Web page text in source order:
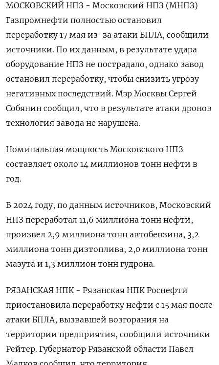
МОСКОВСКИЙ НПЗ - Московский НПЗ (МНПЗ)
Газпромнефти полностью остановил
переработку 17 мая из-за атаки БПЛА, сообщили
источники. По их данным, в результате удара
оборудование НПЗ не пострадало, однако завод
остановил переработку, чтобы снизить угрозу
негативных последствий. Мэр Москвы Сергей
Собянин сообщил, что в результате атаки дронов
технология завода не нарушена.
Номинальная мощность Московского НПЗ
составляет около 14 миллионов тонн нефти в
год.
В 2024 году, по данным источников, Московский
НПЗ переработал 11,6 миллиона тонн нефти,
произвел 2,9 миллиона тонн автобензина, 3,2
миллиона тонн дизтоплива, 2,0 миллиона тонн
мазута и 1,3 миллион тонн гудрона.
РЯЗАНСКАЯ НПК - Рязанская НПК Роснефти
приостановила переработку нефти с 15 мая после
атаки БПЛА, вызвавшей возгорания на
территории предприятия, сообщили источники
Рейтер. Губернатор Рязанской области Павел